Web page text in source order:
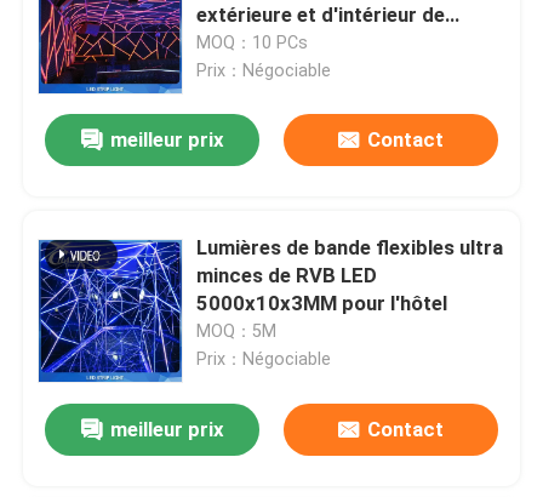
extérieure et d'intérieur de
SMD3528
MOQ：10 PCs
Prix：Négociable
meilleur prix Contact
Lumières de bande flexibles ultra
minces de RVB LED
5000x10x3MM pour l'hôtel
MOQ：5M
Prix：Négociable
meilleur prix Contact